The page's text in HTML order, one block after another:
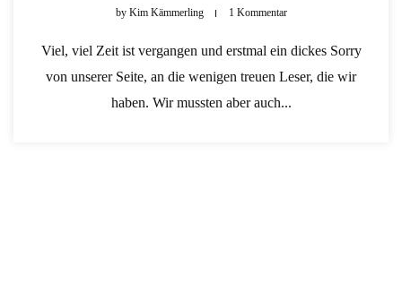
byKim Kämmerling 1 Kommentar
Viel, viel Zeit ist vergangen und erstmal ein dickes Sorry
von unserer Seite, an die wenigen treuen Leser, die wir
haben. Wir mussten aber auch...